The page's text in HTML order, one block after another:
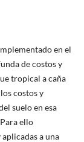
en el
de costos y
tropical a caña
costos y
suelo en esa
ello
a una